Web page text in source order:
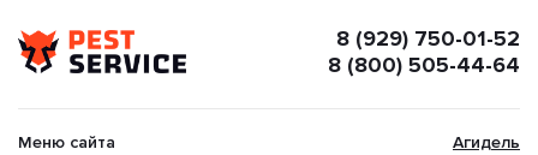
8 (929) 750-01-52
8 (800) 505-44-64
Меню сайта Агидель